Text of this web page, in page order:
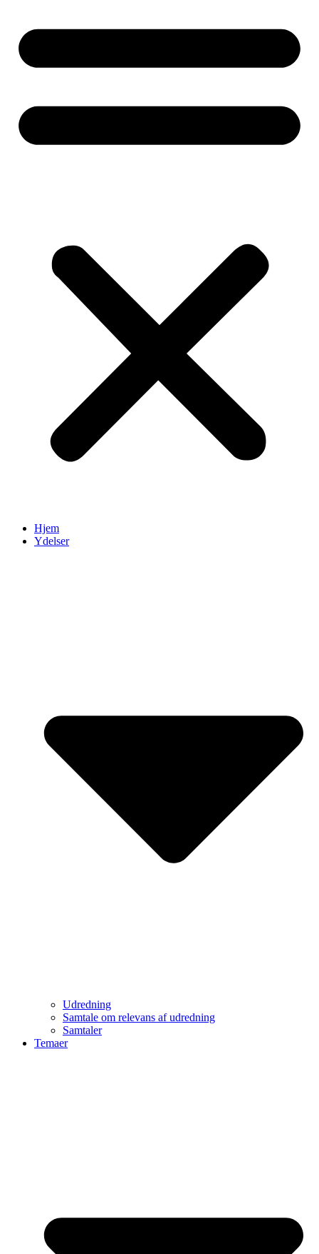
Hjem
Ydelser
Udredning
Samtale om relevans af udredning
Samtaler
Temaer